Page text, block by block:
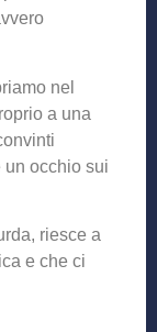
nel
a una
un occhio sui
riesce a
e che ci